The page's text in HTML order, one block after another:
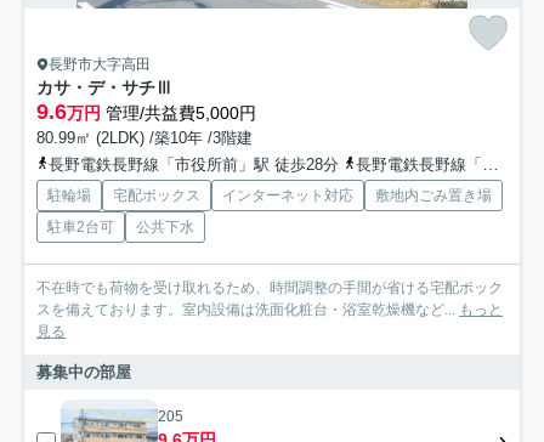
長野市大字高田
カサ・デ・サチⅢ
9.6万円 管理/共益費5,000円
80.99㎡ (2LDK) /築10年 /3階建
長野電鉄長野線「市役所前」駅 徒歩28分
長野電鉄長野線「本郷」駅 徒歩35分
駐輪場 宅配ボックス インターネット対応
敷地内ごみ置き場
駐車2台可
公共下水
不在時でも荷物を受け取れるため、時間調整の手間が省ける宅配ボック
スを備えております。室内設備は洗面化粧台・浴室乾燥機など... もっと
見る
募集中の部屋
205